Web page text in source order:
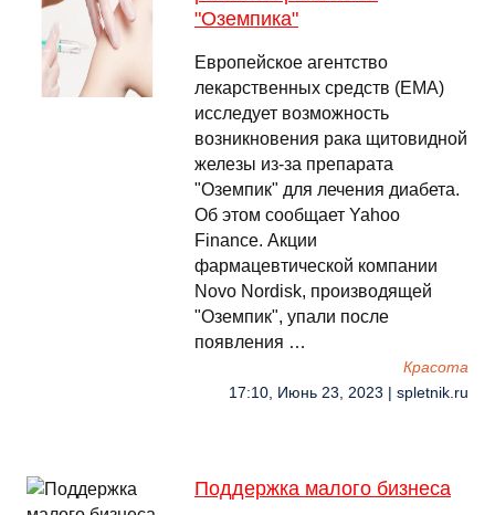
"Оземпика"
Европейское агентство
лекарственных средств (EMA)
исследует возможность
возникновения рака щитовидной
железы из-за препарата
"Оземпик" для лечения диабета.
Об этом сообщает Yahoo
Finance. Акции
фармацевтической компании
Novo Nordisk, производящей
"Оземпик", упали после
появления …
Красота
17:10, Июнь 23, 2023 | spletnik.ru
Поддержка малого бизнеса